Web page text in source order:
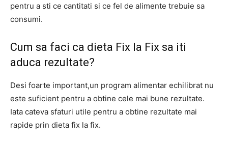
pentru a sti ce cantitati si ce fel de alimente trebuie sa
consumi.
Cum sa faci ca dieta Fix la Fix sa iti
aduca rezultate?
Desi foarte important,un program alimentar echilibrat nu
este suficient pentru a obtine cele mai bune rezultate.
Iata cateva sfaturi utile pentru a obtine rezultate mai
rapide prin dieta fix la fix.